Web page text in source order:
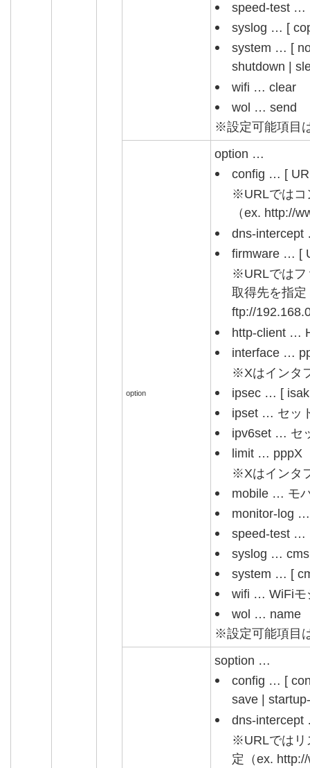
speed-test …
syslog … [
system … [
shutdown |
wifi … clear
wol … send
※設定可能項目
option
option …
config … [
※URLではコ
（ex. http://
dns-
firmware … [
※URLではフ
取得先を指定
ftp://
http-client …
interface …
※Xはインタ
ipsec … [
ipset … セッ
ipv6set … セ
limit … pppX
※Xはインタ
mobile … モ
monitor-log
speed-test …
syslog … cms
system … [
wifi … WiFiモ
wol … name
※設定可能項目
soption …
config … [
save |
dns-
※URLではリ
定（ex.